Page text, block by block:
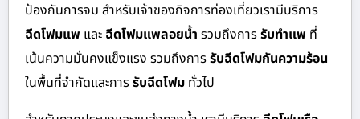
ป้องกันการจม สำหรับเจ้าของกิจการท่องเที่ยวเรามีบริการ
ฉีดโฟมแพ และ ฉีดโฟมแพลอยน้ำ รวมถึงการรับทำแพ ที่
เน้นความมั่นคงแข็งแรง รวมถึงการรับฉีดโฟมกันความร้อน
ในพื้นที่จำกัดและการรับฉีดโฟม ทั่วไป